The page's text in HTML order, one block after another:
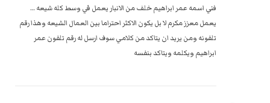
فني اسمه عمر ابراهيم خلف من الانبار يعمل في وسط كله شيعه …
يعمل معزز مكرم لا بل يكون الاكثر احتراما بين العمال الشيعه وهذا رقم
تلفونه ومن يريد ان يتاكد من كلامي سوف ارسل له رقم تلفون عمر
ابراهيم ويكلمه ويتاكد بنفسه